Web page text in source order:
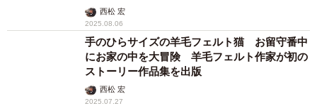
西松 宏
2025.08.06
手のひらサイズの羊毛フェルト猫 お留守番中
にお家の中を大冒険 羊毛フェルト作家が初の
ストーリー作品集を出版
西松 宏
2025.07.27